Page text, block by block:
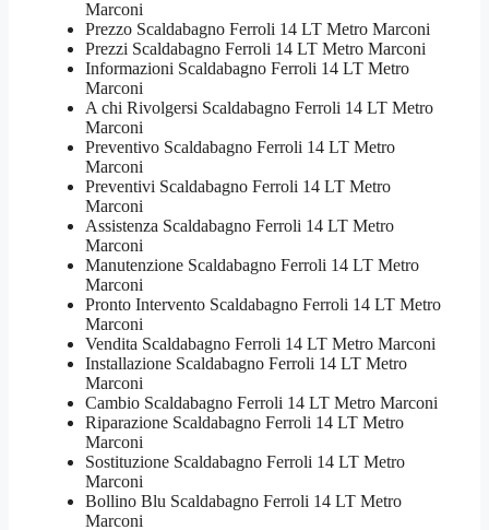
Marconi
Prezzo Scaldabagno Ferroli 14 LT Metro Marconi
Prezzi Scaldabagno Ferroli 14 LT Metro Marconi
Informazioni Scaldabagno Ferroli 14 LT Metro
Marconi
A chi Rivolgersi Scaldabagno Ferroli 14 LT Metro
Marconi
Preventivo Scaldabagno Ferroli 14 LT Metro
Marconi
Preventivi Scaldabagno Ferroli 14 LT Metro
Marconi
Assistenza Scaldabagno Ferroli 14 LT Metro
Marconi
Manutenzione Scaldabagno Ferroli 14 LT Metro
Marconi
Pronto Intervento Scaldabagno Ferroli 14 LT Metro
Marconi
Vendita Scaldabagno Ferroli 14 LT Metro Marconi
Installazione Scaldabagno Ferroli 14 LT Metro
Marconi
Cambio Scaldabagno Ferroli 14 LT Metro Marconi
Riparazione Scaldabagno Ferroli 14 LT Metro
Marconi
Sostituzione Scaldabagno Ferroli 14 LT Metro
Marconi
Bollino Blu Scaldabagno Ferroli 14 LT Metro
Marconi